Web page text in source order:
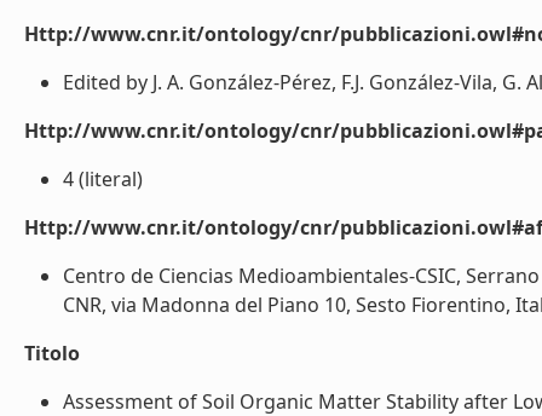
Http://www.cnr.it/ontology/cnr/
Edited by J. A. González-Pérez, F.J. González-Vila,
Http://www.cnr.it/ontology/cnr/
4 (literal)
Http://www.cnr.it/ontology/cnr/
Centro de Ciencias Medioambientales-CSIC,
CNR, via Madonna del Piano 10, Sesto Fiorentino,
Titolo
Assessment of Soil Organic Matter Stability after